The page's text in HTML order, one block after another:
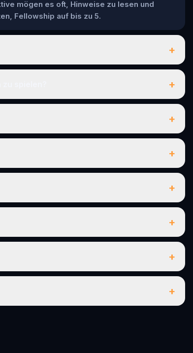
mögen es oft, Hinweise zu lesen und
Fellowship auf bis zu 5.
+
+
+
+
+
+
+
+